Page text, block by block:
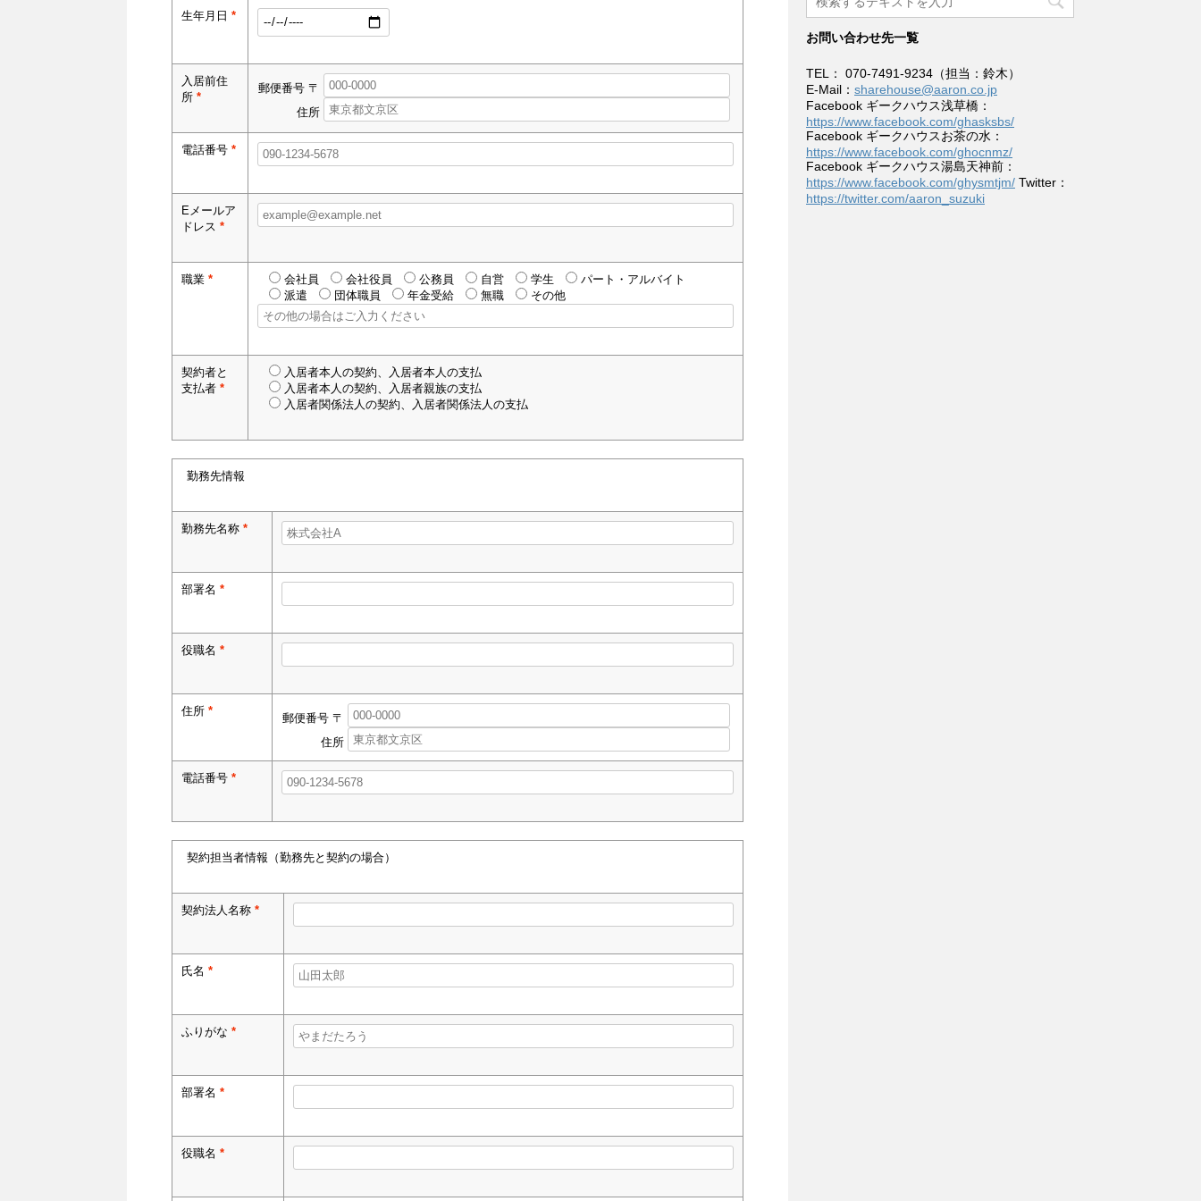
生年月日 *
入居前住
所 *
郵便番号 〒
住所
電話番号 *
Eメールア
ドレス *
職業 * 会社員 会社役員 公務員 自営 学生
パート・アルバイト
派遣
団体職員 年金受給 無職 その他
契約者と
支払者 *
入居者本人の契約、入居者本人の支払
入居者本人の契約、入居者親族の支払
入居者関係法人の契約、入居者関係法人の支払
勤務先情報
勤務先名称 *
部署名 *
役職名 *
住所 *
郵便番号 〒
住所
電話番号 *
契約担当者情報（勤務先と契約の場合）
契約法人名称 *
氏名 *
ふりがな *
部署名 *
役職名 *
お問い合わせ先一覧
TEL： 070-7491-9234（担当：鈴木）
E-Mail： sharehouse@aaron.co.jp
Facebook ギークハウス浅草橋：
https://www.facebook.com/ghasksbs/
Facebook ギークハウスお茶の水：
https://www.facebook.com/ghocnmz/
Facebook ギークハウス湯島天神前：
https://www.facebook.com/ghysmtjm/ Twitter：
https://twitter.com/aaron_suzuki